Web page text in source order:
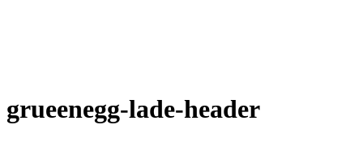
grueenegg-lade-header